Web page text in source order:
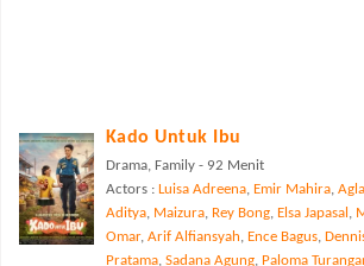
Kado Untuk Ibu
Drama, Family - 92 Menit
Actors : Luisa Adreena, Emir Mahira,
Aditya, Maizura, Rey Bong, Elsa Japasal ,
Omar, Arif Alfiansyah, Ence Bagus,
Pratama, Sadana Agung, Paloma